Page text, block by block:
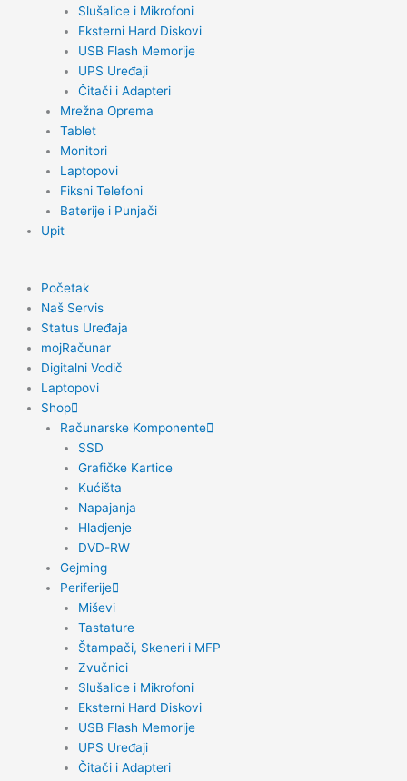
Slušalice i Mikrofoni
Eksterni Hard Diskovi
USB Flash Memorije
UPS Uređaji
Čitači i Adapteri
Mrežna Oprema
Tablet
Monitori
Laptopovi
Fiksni Telefoni
Baterije i Punjači
Upit
Početak
Naš Servis
Status Uređaja
mojRačunar
Digitalni Vodič
Laptopovi
Shop
Računarske Komponente
SSD
Grafičke Kartice
Kućišta
Napajanja
Hladjenje
DVD-RW
Gejming
Periferije
Miševi
Tastature
Štampači, Skeneri i MFP
Zvučnici
Slušalice i Mikrofoni
Eksterni Hard Diskovi
USB Flash Memorije
UPS Uređaji
Čitači i Adapteri